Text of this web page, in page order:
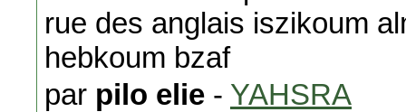
rue des anglais iszikoum
hebkoum bzaf
par pilo elie - YAHSRA